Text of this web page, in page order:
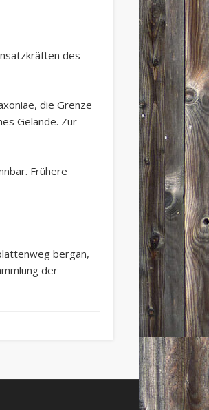
des
die Grenze
Gelände. Zur
Frühere
bergan,
der